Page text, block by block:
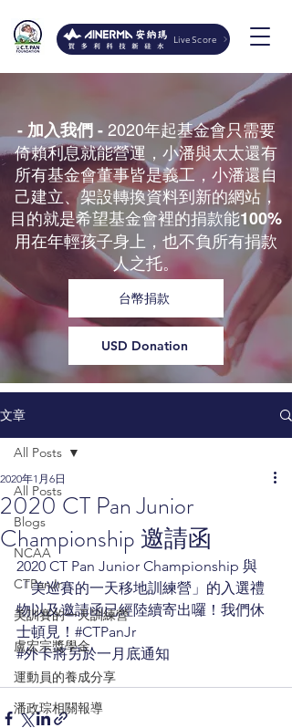
LiveScore
- 加入我們 -2020年起基金會只需要
倚賴利息就能營運，小潘與太太還有
所有基金會董事皆是義工，小潘還自
己建立、架設轉換資料到新的網站，
目的就是希望基金會裡的捐款能100%
用在年輕孩子身上，也不負所有捐款
人之托。
台幣捐款
USD Donation
文章
All Posts
Blogs
NCAA
CTPanJr
美訓賽的一天訓練營
盧宏宗獎學金
運動員的養成分享
潘政琮相關報導
All Posts
2020 CT Pan Junior
Championship 邀請函
2020年1月6日
2020 CT Pan Junior Championship 與
「美巡賽的一天移地訓練營」的入選禮
物以及邀請函已經陸續寄出囉！我們休
士頓見！ #CTPanJr
#外卡將另於一月底通知